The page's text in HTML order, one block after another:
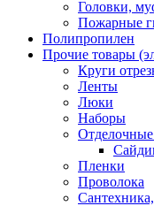
Головки,
Пожарные
Полипропилен
Прочие товары
Круги
Ленты
Люки
Наборы
Пленки
Проволока